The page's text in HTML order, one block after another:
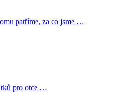
patříme, za co jsme …
pro otce …